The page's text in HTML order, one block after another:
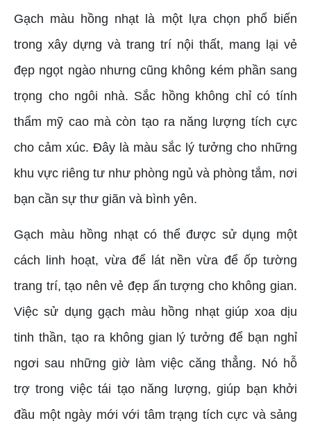
Gạch màu hồng nhạt là một lựa chọn phổ biến
trong xây dựng và trang trí nội thất, mang lại vẻ
đẹp ngọt ngào nhưng cũng không kém phần sang
trọng cho ngôi nhà. Sắc hồng không chỉ có tính
thẩm mỹ cao mà còn tạo ra năng lượng tích cực
cho cảm xúc. Đây là màu sắc lý tưởng cho những
khu vực riêng tư như phòng ngủ và phòng tắm, nơi
bạn cần sự thư giãn và bình yên.
Gạch màu hồng nhạt có thể được sử dụng một
cách linh hoạt, vừa để lát nền vừa để ốp tường
trang trí, tạo nên vẻ đẹp ấn tượng cho không gian.
Việc sử dụng gạch màu hồng nhạt giúp xoa dịu
tinh thần, tạo ra không gian lý tưởng để bạn nghỉ
ngơi sau những giờ làm việc căng thẳng. Nó hỗ
trợ trong việc tái tạo năng lượng, giúp bạn khởi
đầu một ngày mới với tâm trạng tích cực và sảng